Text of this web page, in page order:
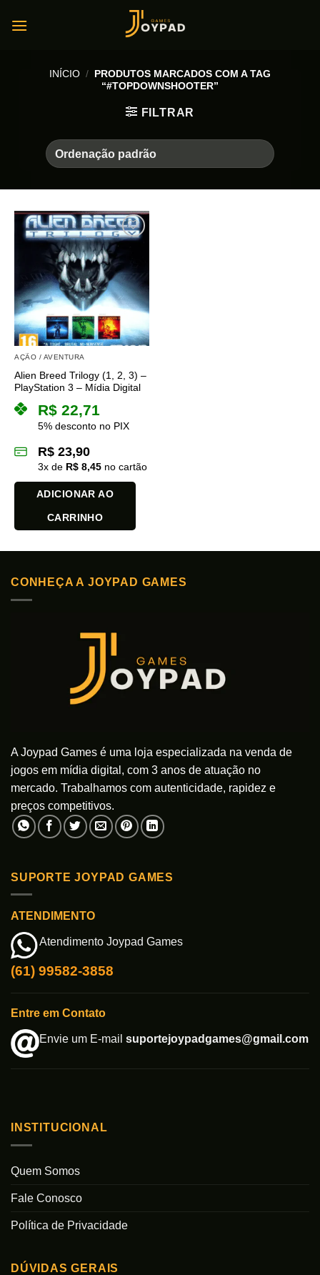
INÍCIO / PRODUTOS MARCADOS COM A TAG
“#TOPDOWNSHOOTER”
FILTRAR
AÇÃO / AVENTURA
Alien Breed Trilogy (1, 2, 3) –
PlayStation 3 – Mídia Digital
R$ 22,71
5% desconto no PIX
R$ 23,90
3x de R$ 8,45 no cartão
ADICIONAR AO
CARRINHO
CONHEÇA A JOYPAD GAMES
A Joypad Games é uma loja especializada na venda de
jogos em mídia digital, com 3 anos de atuação no
mercado. Trabalhamos com autenticidade, rapidez e
preços competitivos.
SUPORTE JOYPAD GAMES
ATENDIMENTO
Atendimento Joypad Games
(61) 99582-3858
Entre em Contato
Envie um E-mail suportejoypadgames@gmail.com
INSTITUCIONAL
Quem Somos
Fale Conosco
Política de Privacidade
DÚVIDAS GERAIS